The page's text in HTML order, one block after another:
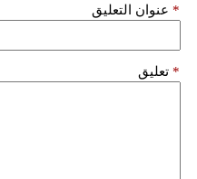
عنوان التعليق *
تعليق *